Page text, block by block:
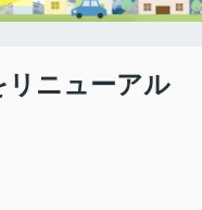
リニューアル